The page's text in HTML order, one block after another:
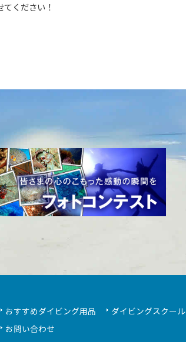
ください！
おすすめダイビング用品 ダイビングスクール
お問い合わせ